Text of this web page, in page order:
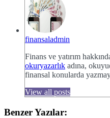
finansaladmin
Finans ve yatırım
okuryazarlık adına,
finansal konularda
View all posts
Benzer Yazılar: